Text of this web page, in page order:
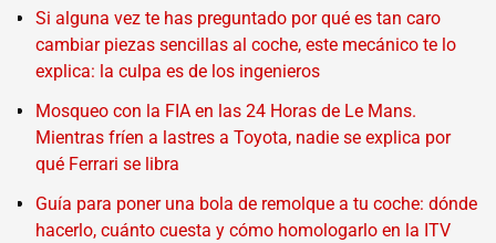
Si alguna vez te has preguntado por qué es tan caro
cambiar piezas sencillas al coche, este mecánico te lo
explica: la culpa es de los ingenieros
Mosqueo con la FIA en las 24 Horas de Le Mans.
Mientras fríen a lastres a Toyota, nadie se explica por
qué Ferrari se libra
Guía para poner una bola de remolque a tu coche: dónde
hacerlo, cuánto cuesta y cómo homologarlo en la ITV